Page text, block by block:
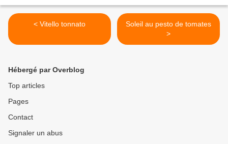
< Vitello tonnato
Soleil au pesto de tomates
>
Hébergé par Overblog
Top articles
Pages
Contact
Signaler un abus